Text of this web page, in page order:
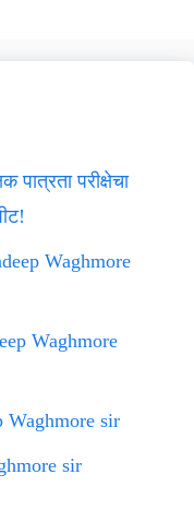
परीक्षेचा
Waghmore
Waghmore
Waghmore sir
sir